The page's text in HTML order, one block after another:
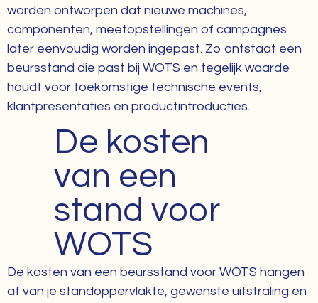
worden ontworpen dat nieuwe machines,
componenten, meetopstellingen of campagnes
later eenvoudig worden ingepast. Zo ontstaat een
beursstand die past bij WOTS en tegelijk waarde
houdt voor toekomstige technische events,
klantpresentaties en productintroducties.
De kosten
van een
stand voor
WOTS
De kosten van een beursstand voor WOTS hangen
af van je standoppervlakte, gewenste uitstraling en